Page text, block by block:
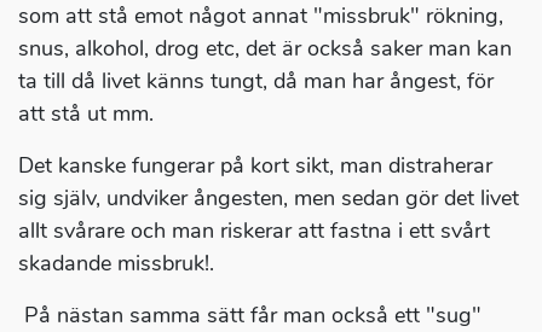
som att stå emot något annat "missbruk" rökning,
snus, alkohol, drog etc, det är också saker man kan
ta till då livet känns tungt, då man har ångest, för
att stå ut mm.
Det kanske fungerar på kort sikt, man distraherar
sig själv, undviker ångesten, men sedan gör det livet
allt svårare och man riskerar att fastna i ett svårt
skadande missbruk!.
På nästan samma sätt får man också ett "sug"